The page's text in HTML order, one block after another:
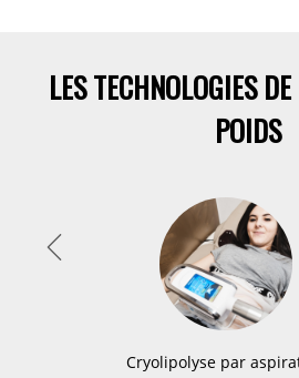
LES TECHNOLOGIES
POIDS
Cryolipolyse par